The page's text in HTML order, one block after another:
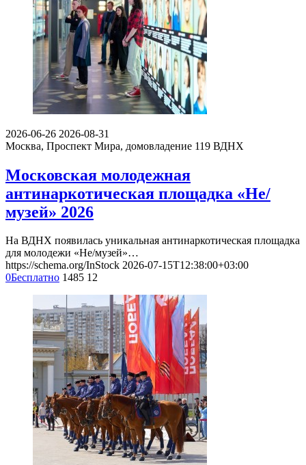
2026-06-26 2026-08-31
Москва, Проспект Мира, домовладение 119 ВДНХ
Московская молодежная
антинаркотическая площадка «Не/
музей» 2026
На ВДНХ появилась уникальная антинаркотическая площадка
для молодежи «Не/музей»…
https://schema.org/InStock 2026-07-15T12:38:00+03:00
0Бесплатно 1485 12